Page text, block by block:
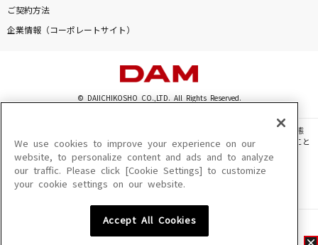
ご契約方法
企業情報（コーポレートサイト）
© DAIICHIKOSHO CO.,LTD. All Rights Reserved.
このサイトに掲載されている一切の文章・画像・写真・動画・音声等を、手段や形態
を問わず、著作権法の定める範囲を超えて無断で複製、転載、ファイル化などすること
を禁じます。
楽曲及びコンテンツは、機種によりご利用いただけない場合があります。
楽曲及びコンテンツの配信日、配信内容が変更になる場合があります。
We use cookies to improve your experience on our
website, to personalize content and ads and to analyze
our traffic. Please click [Cookie Settings] to customize
your cookie settings on our website.
Accept All Cookies